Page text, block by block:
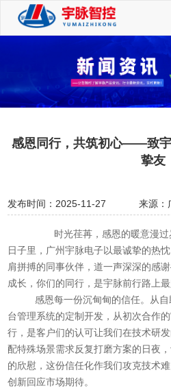
感恩同行，共筑初心——致
挚友
发布时间：2025-11-27 来源：
时光荏苒，感恩的暖意漫过
日子里，广州宇脉电子以最诚挚的热
肩拼搏的同事伙伴，道一声深深的感
成长，你们的同行，是宇脉前行路上最
感恩每一份沉甸甸的信任。从自
台管理系统的定制开发，从初次合作
行，是客户们的认可让我们在技术研
配特殊场景需求反复打磨方案的日夜
的欣慰，这份信任化作我们攻克技术
创新回应市场期待。